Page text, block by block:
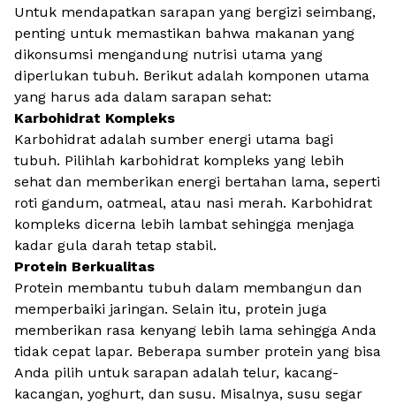
Untuk mendapatkan sarapan yang bergizi seimbang,
penting untuk memastikan bahwa makanan yang
dikonsumsi mengandung nutrisi utama yang
diperlukan tubuh. Berikut adalah komponen utama
yang harus ada dalam sarapan sehat:
Karbohidrat Kompleks
Karbohidrat adalah sumber energi utama bagi
tubuh. Pilihlah karbohidrat kompleks yang lebih
sehat dan memberikan energi bertahan lama, seperti
roti gandum, oatmeal, atau nasi merah. Karbohidrat
kompleks dicerna lebih lambat sehingga menjaga
kadar gula darah tetap stabil.
Protein Berkualitas
Protein membantu tubuh dalam membangun dan
memperbaiki jaringan. Selain itu, protein juga
memberikan rasa kenyang lebih lama sehingga Anda
tidak cepat lapar. Beberapa sumber protein yang bisa
Anda pilih untuk sarapan adalah telur, kacang-
kacangan, yoghurt, dan susu. Misalnya, susu segar